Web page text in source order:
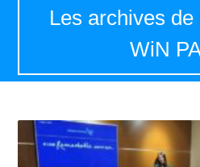
Les archives
WiN